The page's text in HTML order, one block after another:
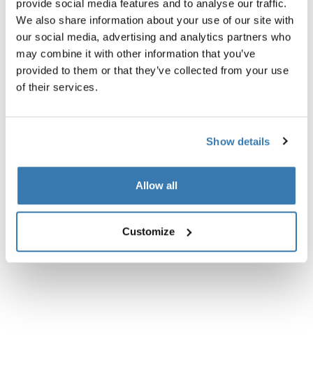
provide social media features and to analyse our traffic.
We also share information about your use of our site with
our social media, advertising and analytics partners who
may combine it with other information that you’ve
provided to them or that they’ve collected from your use
of their services.
Show details
Allow all
Customize
Toggle overview
Описание изделий
Все характеристики
Toggle guides and instructions